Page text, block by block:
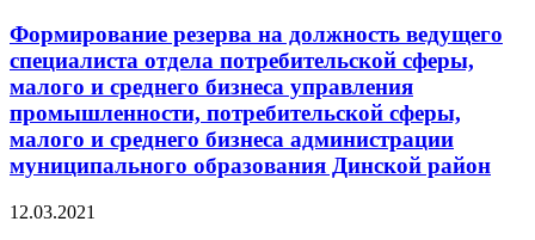
Формирование резерва на должность ведущего
специалиста отдела потребительской сферы,
малого и среднего бизнеса управления
промышленности, потребительской сферы,
малого и среднего бизнеса администрации
муниципального образования Динской район
12.03.2021